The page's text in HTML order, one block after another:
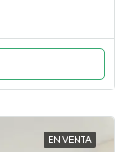
EN VENTA